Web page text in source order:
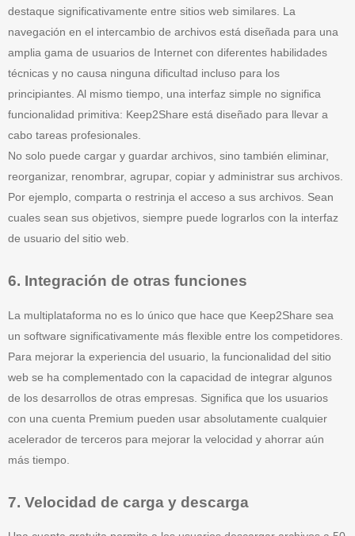
destaque significativamente entre sitios web similares. La
navegación en el intercambio de archivos está diseñada para una
amplia gama de usuarios de Internet con diferentes habilidades
técnicas y no causa ninguna dificultad incluso para los
principiantes. Al mismo tiempo, una interfaz simple no significa
funcionalidad primitiva: Keep2Share está diseñado para llevar a
cabo tareas profesionales.
No solo puede cargar y guardar archivos, sino también eliminar,
reorganizar, renombrar, agrupar, copiar y administrar sus archivos.
Por ejemplo, comparta o restrinja el acceso a sus archivos. Sean
cuales sean sus objetivos, siempre puede lograrlos con la interfaz
de usuario del sitio web.
6. Integración de otras funciones
La multiplataforma no es lo único que hace que Keep2Share sea
un software significativamente más flexible entre los competidores.
Para mejorar la experiencia del usuario, la funcionalidad del sitio
web se ha complementado con la capacidad de integrar algunos
de los desarrollos de otras empresas. Significa que los usuarios
con una cuenta Premium pueden usar absolutamente cualquier
acelerador de terceros para mejorar la velocidad y ahorrar aún
más tiempo.
7. Velocidad de carga y descarga